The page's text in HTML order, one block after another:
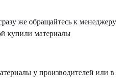
же обращайтесь к менеджеру
купили материалы
у производителей или в